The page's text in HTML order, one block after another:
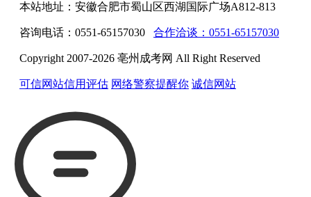
本站地址：安徽合肥市蜀山区西湖国际广场A812-813
咨询电话：0551-65157030 合作洽谈：0551-65157030
Copyright 2007-2026 亳州成考网 All Right Reserved
可信网站信用评估 网络警察提醒你 诚信网站